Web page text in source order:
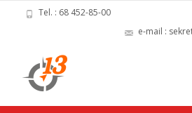
Tel. : 68 452-85-00
e-mail :